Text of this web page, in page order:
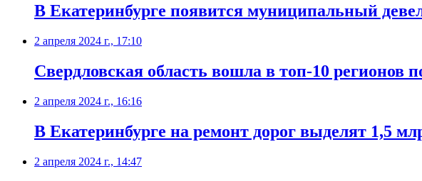
В Екатеринбурге появится муниципальный
2 апреля 2024 г., 17:10
Свердловская область вошла в топ-10 регионов
2 апреля 2024 г., 16:16
В Екатеринбурге на ремонт дорог выделят 1,5
2 апреля 2024 г., 14:47